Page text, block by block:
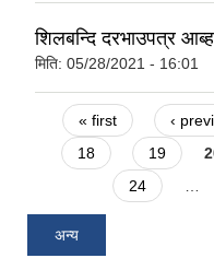
शिलबन्दि दरभाउपत्र
मिति: 05/28/2021 - 16:01
Pages
« first ‹
18
19
24
…
अन्य